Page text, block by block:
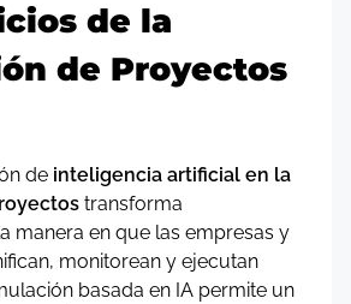
de la
de Proyectos
de inteligencia artificial en la
transforma
manera en que las empresas y
monitorean y ejecutan
basada en IA permite un